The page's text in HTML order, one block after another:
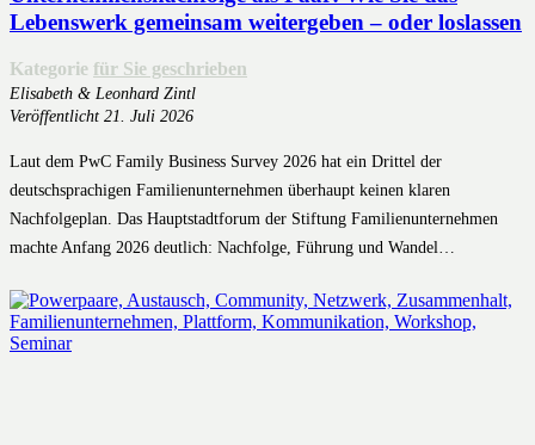
Lebenswerk gemeinsam weitergeben – oder loslassen
Kategorie für Sie geschrieben
Elisabeth & Leonhard Zintl
Veröffentlicht 21. Juli 2026
Laut dem PwC Family Business Survey 2026 hat ein Drittel der
deutschsprachigen Familienunternehmen überhaupt keinen klaren
Nachfolgeplan. Das Hauptstadtforum der Stiftung Familienunternehmen
machte Anfang 2026 deutlich: Nachfolge, Führung und Wandel…